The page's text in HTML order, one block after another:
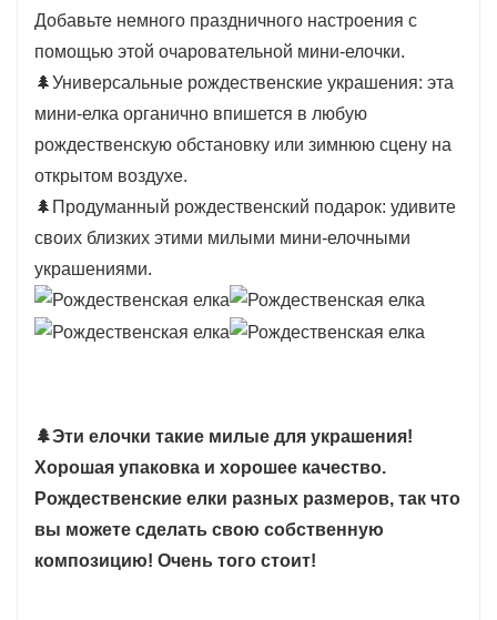
Добавьте немного праздничного настроения с
помощью этой очаровательной мини-елочки.
🌲Универсальные рождественские украшения: эта
мини-елка органично впишется в любую
рождественскую обстановку или зимнюю сцену на
открытом воздухе.
🌲Продуманный рождественский подарок: удивите
своих близких этими милыми мини-елочными
украшениями.
🌲Эти елочки такие милые для украшения!
Хорошая упаковка и хорошее качество.
Рождественские елки разных размеров, так что
вы можете сделать свою собственную
композицию! Очень того стоит!